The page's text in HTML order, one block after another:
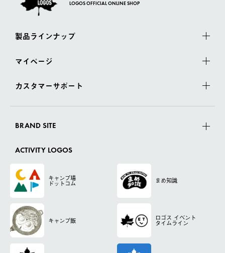
LOGOS OFFICIAL ONLINE SHOP
製品ラインナップ
マイページ
カスタマーサポート
BRAND SITE
ACTIVITY LOGOS
キャンプ場
ドットコム まめ知識
キャンプ飯 ロゴス イベント
タイムライン